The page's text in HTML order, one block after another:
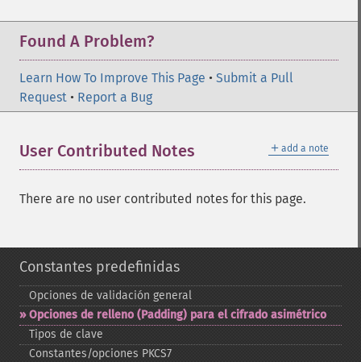
Found A Problem?
Learn How To Improve This Page • Submit a Pull
Request • Report a Bug
＋ add a note
User Contributed Notes
There are no user contributed notes for this page.
Constantes predefinidas
Opciones de validación general
Opciones de relleno (Padding) para el cifrado asimétrico
Tipos de clave
Constantes/opciones PKCS7